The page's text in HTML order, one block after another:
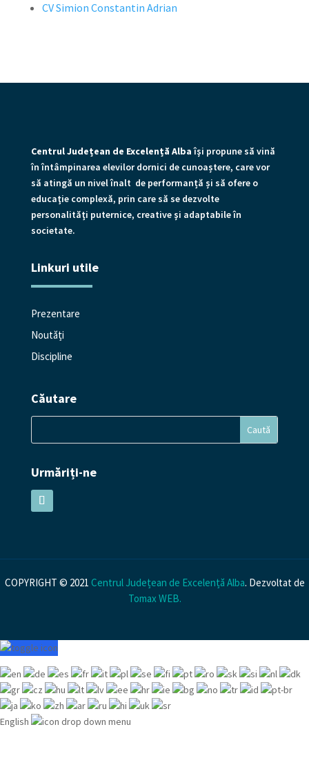
CV Simion Constantin Adrian
Centrul Județean de Excelență Albaîşi propune să vină
în întâmpinarea elevilor dornici de cunoaștere, care vor
să atingă un nivel înalt de performanță și să ofere o
educaţie complexă, prin care să se dezvolte
personalităţi puternice, creative şi adaptabile în
societate.
Linkuri utile
Prezentare
Noutăți
Discipline
Căutare
Urmăriți-ne
COPYRIGHT © 2021 Centrul Județean de Excelență Alba. Dezvoltat de
Tomax WEB.
English